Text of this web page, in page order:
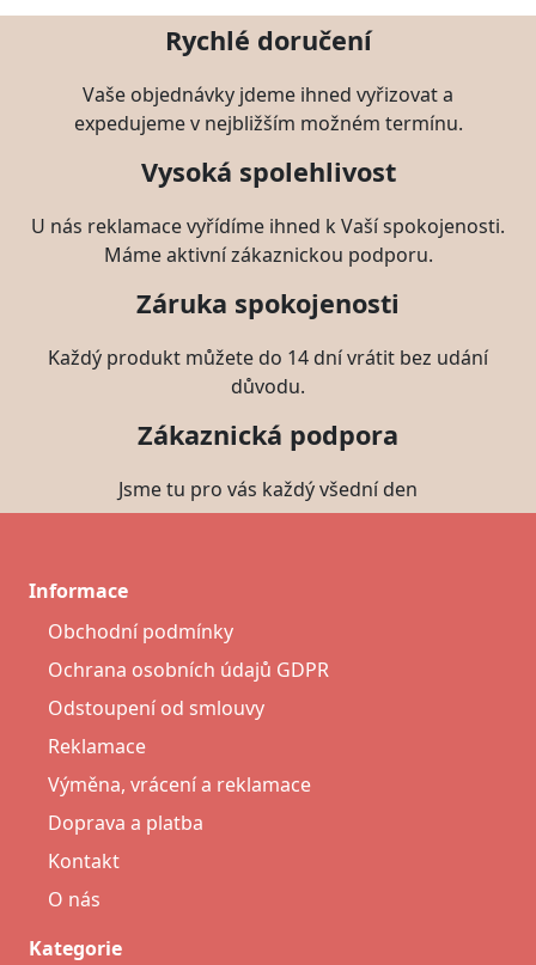
Rychlé doručení
Vaše objednávky jdeme ihned vyřizovat a
expedujeme v nejbližším možném termínu.
Vysoká spolehlivost
U nás reklamace vyřídíme ihned k Vaší spokojenosti.
Máme aktivní zákaznickou podporu.
Záruka spokojenosti
Každý produkt můžete do 14 dní vrátit bez udání
důvodu.
Zákaznická podpora
Jsme tu pro vás každý všední den
Informace
Obchodní podmínky
Ochrana osobních údajů GDPR
Odstoupení od smlouvy
Reklamace
Výměna, vrácení a reklamace
Doprava a platba
Kontakt
O nás
Kategorie